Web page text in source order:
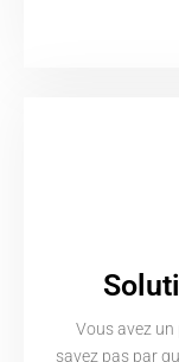
Vous avez
savez pas par